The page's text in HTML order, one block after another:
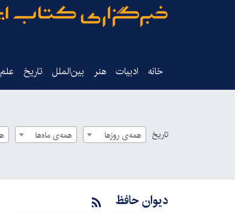
خانه ادبیات هنر بین‌الملل تاریخ‌ علم
تاریخ همه‌ی روزها همه‌ی ماه‌ها
دیوان حافظ